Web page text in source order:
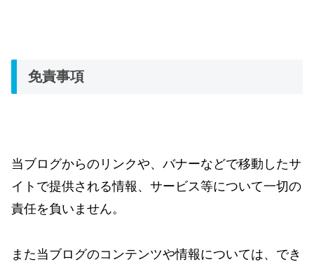
免責事項
当ブログからのリンクや、バナーなどで移動したサ
イトで提供される情報、サービス等について一切の
責任を負いません。
また当ブログのコンテンツや情報については、でき